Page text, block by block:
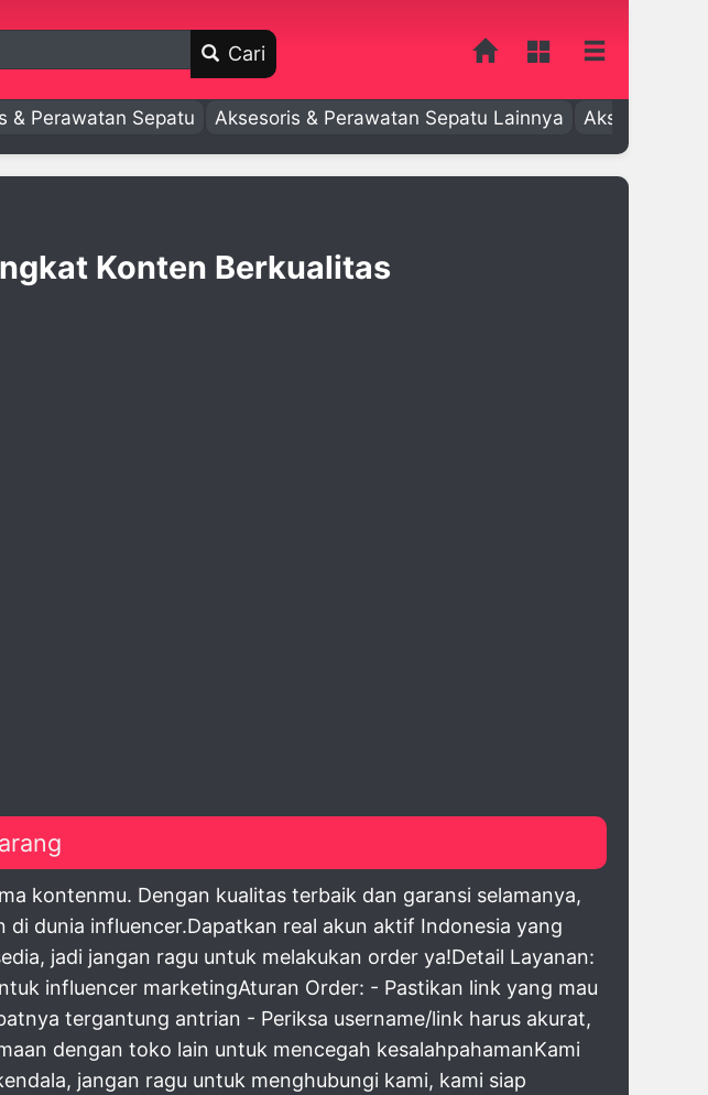
Cari
& Perawatan Sepatu Aksesoris & Perawatan Sepatu Lainnya Aksesoris
Konten Berkualitas
kontenmu. Dengan kualitas terbaik dan garansi selamanya,
dunia influencer.Dapatkan real akun aktif Indonesia yang
jadi jangan ragu untuk melakukan order ya!Detail Layanan:
influencer marketingAturan Order: - Pastikan link yang mau
tergantung antrian - Periksa username/link harus akurat,
dengan toko lain untuk mencegah kesalahpahamanKami
jangan ragu untuk menghubungi kami, kami siap